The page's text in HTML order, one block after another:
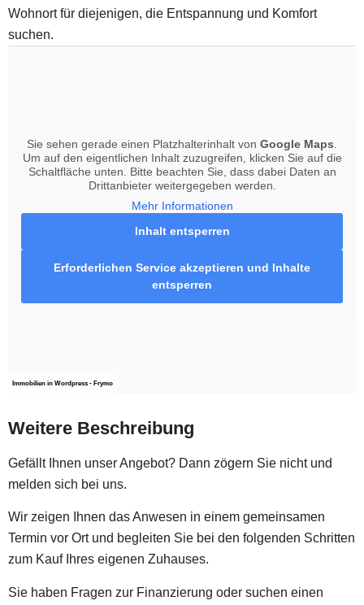
Wohnort für diejenigen, die Entspannung und Komfort
suchen.
Sie sehen gerade einen Platzhalterinhalt von Google Maps
Um auf den eigentlichen Inhalt zuzugreifen, klicken Sie auf die
Schaltfläche unten. Bitte beachten Sie, dass dabei Daten an
Drittanbieter weitergegeben werden.
Mehr Informationen
Inhalt entsperren
Erforderlichen Service akzeptieren und Inhalte
entsperren
Immobilien in Wordpress - Frymo
Weitere Beschreibung
Gefällt Ihnen unser Angebot? Dann zögern Sie nicht und
melden sich bei uns.
Wir zeigen Ihnen das Anwesen in einem gemeinsamen
Termin vor Ort und begleiten Sie bei den folgenden Schritten
zum Kauf Ihres eigenen Zuhauses.
Sie haben Fragen zur Finanzierung oder suchen einen